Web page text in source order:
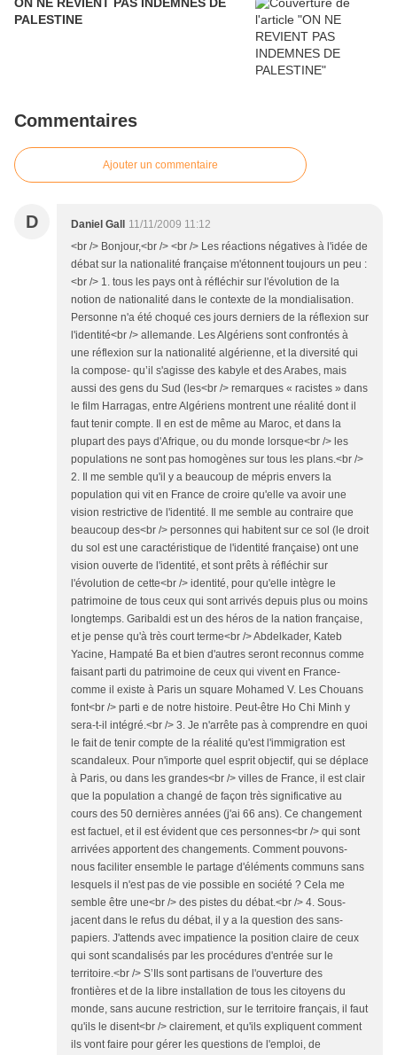
PALESTINE
Commentaires
Ajouter un commentaire
D Daniel Gall
11/11/2009 11:12
<br /> Bonjour,<br /> <br /> Les réactions négatives à l'idée de
débat sur la nationalité française m'étonnent toujours un peu :
<br /> 1. tous les pays ont à réfléchir sur l'évolution de la
notion de nationalité dans le contexte de la mondialisation.
Personne n'a été choqué ces jours derniers de la réflexion sur
l'identité<br /> allemande. Les Algériens sont confrontés à
une réflexion sur la nationalité algérienne, et la diversité qui
la compose- qu’il s'agisse des kabyle et des Arabes, mais
aussi des gens du Sud (les<br /> remarques « racistes » dans
le film Harragas, entre Algériens montrent une réalité dont il
faut tenir compte. Il en est de même au Maroc, et dans la
plupart des pays d'Afrique, ou du monde lorsque<br /> les
populations ne sont pas homogènes sur tous les plans.<br />
2. Il me semble qu'il y a beaucoup de mépris envers la
population qui vit en France de croire qu'elle va avoir une
vision restrictive de l'identité. Il me semble au contraire que
beaucoup des<br /> personnes qui habitent sur ce sol (le droit
du sol est une caractéristique de l'identité française) ont une
vision ouverte de l'identité, et sont prêts à réfléchir sur
l'évolution de cette<br /> identité, pour qu'elle intègre le
patrimoine de tous ceux qui sont arrivés depuis plus ou moins
longtemps. Garibaldi est un des héros de la nation française,
et je pense qu'à très court terme<br /> Abdelkader, Kateb
Yacine, Hampaté Ba et bien d'autres seront reconnus comme
faisant parti du patrimoine de ceux qui vivent en France-
comme il existe à Paris un square Mohamed V. Les Chouans
font<br /> parti e de notre histoire. Peut-être Ho Chi Minh y
sera-t-il intégré.<br /> 3. Je n'arrête pas à comprendre en quoi
le fait de tenir compte de la réalité qu'est l'immigration est
scandaleux. Pour n'importe quel esprit objectif, qui se déplace
à Paris, ou dans les grandes<br /> villes de France, il est clair
que la population a changé de façon très significative au
cours des 50 dernières années (j'ai 66 ans). Ce changement
est factuel, et il est évident que ces personnes<br /> qui sont
arrivées apportent des changements. Comment pouvons-
nous faciliter ensemble le partage d'éléments communs sans
lesquels il n'est pas de vie possible en société ? Cela me
semble être une<br /> des pistes du débat.<br /> 4. Sous-
jacent dans le refus du débat, il y a la question des sans-
papiers. J'attends avec impatience la position claire de ceux
qui sont scandalisés par les procédures d'entrée sur le
territoire.<br /> S’Ils sont partisans de l'ouverture des
frontières et de la libre installation de tous les citoyens du
monde, sans aucune restriction, sur le territoire français, il faut
qu'ils le disent<br /> clairement, et qu'ils expliquent comment
ils vont faire pour gérer les questions de l'emploi, de